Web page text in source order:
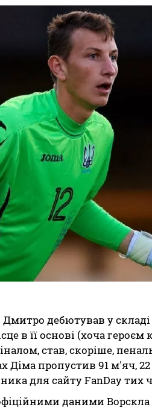
дебютував у складі
в її основі (хоча героєм
став, скоріше,
Діма пропустив 91 м'яч,
для сайту FanDay тих
даними